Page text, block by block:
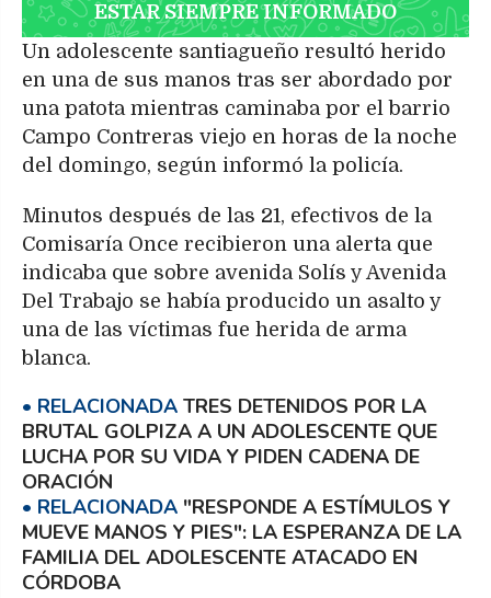
ESTAR SIEMPRE INFORMADO
Un adolescente santiagueño resultó herido
en una de sus manos tras ser abordado por
una patota mientras caminaba por el barrio
Campo Contreras viejo en horas de la noche
del domingo, según informó la policía.
Minutos después de las 21, efectivos de la
Comisaría Once recibieron una alerta que
indicaba que sobre avenida Solís y Avenida
Del Trabajo se había producido un asalto y
una de las víctimas fue herida de arma
blanca.
TRES DETENIDOS POR LA
BRUTAL GOLPIZA A UN ADOLESCENTE QUE
LUCHA POR SU VIDA Y PIDEN CADENA DE
ORACIÓN
"RESPONDE A ESTÍMULOS Y
MUEVE MANOS Y PIES": LA ESPERANZA DE LA
FAMILIA DEL ADOLESCENTE ATACADO EN
CÓRDOBA